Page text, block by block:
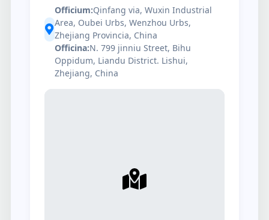
Officium:Qinfang via, Wuxin Industrial
Area, Oubei Urbs, Wenzhou Urbs,
Zhejiang Provincia, China
Officina:N. 799 jinniu Street, Bihu
Oppidum, Liandu District. Lishui,
Zhejiang, China